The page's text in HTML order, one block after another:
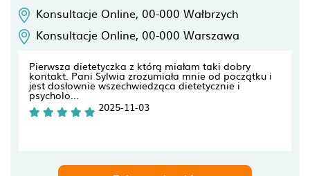
Konsultacje Online, 00-000 Wałbrzych
Konsultacje Online, 00-000 Warszawa
Pierwsza dietetyczka z którą miałam taki dobry
kontakt. Pani Sylwia zrozumiała mnie od początku i
jest dosłownie wszechwiedząca dietetycznie i
psycholo...
2025-11-03